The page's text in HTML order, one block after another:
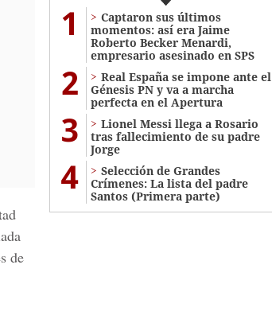
de
1
Captaron sus últimos
momentos: así era Jaime
Roberto Becker Menardi​​​,
empresario asesinado en SPS
2
Real España se impone ante el
Génesis PN y va a marcha
perfecta en el Apertura
3
Lionel Messi llega a Rosario
tras fallecimiento de su padre
Jorge
4
Selección de Grandes
Crímenes: La lista del padre
Santos (Primera parte)